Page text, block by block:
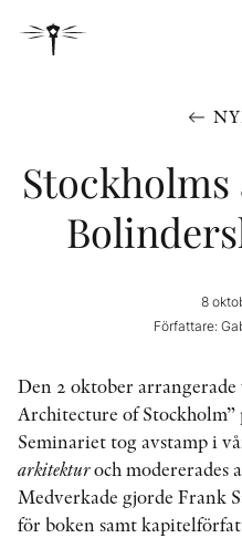
8
Författare:
Den 2 oktober
Architecture of Stockholm”
Seminariet tog avstamp i
arkitekturoch modererades
Medverkade gjorde Frank
för boken samt